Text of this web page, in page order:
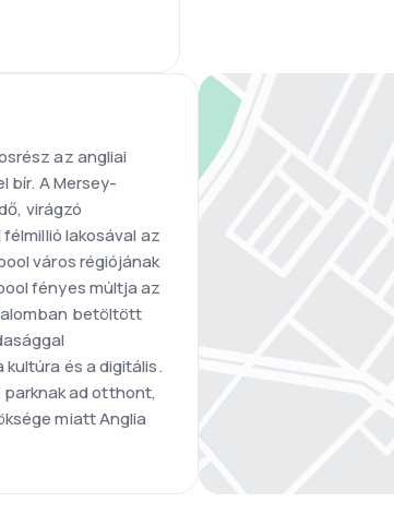
az angliai
bír. A Mersey-
virágzó
lakosával az
város régiójának
fényes múltja az
betöltött
és a digitális.
ad otthont,
miatt Anglia